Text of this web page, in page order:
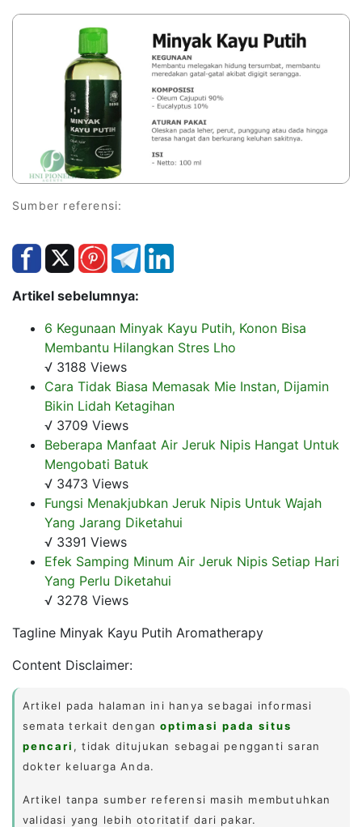
Sumber referensi:
Artikel sebelumnya:
6 Kegunaan Minyak Kayu Putih, Konon Bisa
Membantu Hilangkan Stres Lho
√ 3188 Views
Cara Tidak Biasa Memasak Mie Instan, Dijamin
Bikin Lidah Ketagihan
√ 3709 Views
Beberapa Manfaat Air Jeruk Nipis Hangat Untuk
Mengobati Batuk
√ 3473 Views
Fungsi Menakjubkan Jeruk Nipis Untuk Wajah
Yang Jarang Diketahui
√ 3391 Views
Efek Samping Minum Air Jeruk Nipis Setiap Hari
Yang Perlu Diketahui
√ 3278 Views
Tagline Minyak Kayu Putih Aromatherapy
Content Disclaimer:
Artikel pada halaman ini hanya sebagai informasi
semata terkait denganoptimasi pada situs
pencari , tidak ditujukan sebagai pengganti saran
dokter keluarga Anda.
Artikel tanpa sumber referensi masih membutuhkan
validasi yang lebih otoritatif dari pakar.